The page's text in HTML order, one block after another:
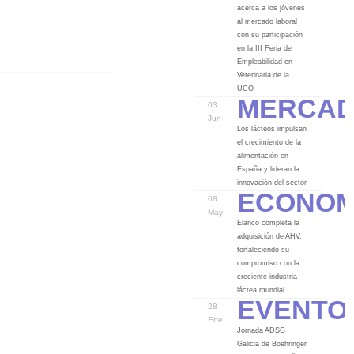
acerca a los jóvenes
al mercado laboral
con su participación
en la III Feria de
Empleabilidad en
Veterinaria de la
UCO
03
Jun
Los lácteos impulsan
el crecimiento de la
alimentación en
España y lideran la
innovación del sector
08
May
Elanco completa la
adquisición de AHV,
fortaleciendo su
compromiso con la
creciente industria
láctea mundial
28
Ene
Jornada ADSG
Galicia de Boehringer